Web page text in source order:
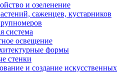
и озеленение
саженцев, кустарников
система
освещение
формы
стенки
и создание искусственных